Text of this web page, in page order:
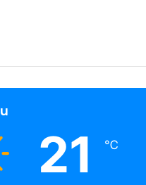
21 ℃